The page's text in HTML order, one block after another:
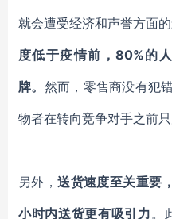
就会遭受经济和声誉方面的
度低于疫情前，80%的
牌。 然而，零售商没有犯
物者在转向竞争对手之前
另外，送货速度至关重要，
小时内送货更有吸引力。